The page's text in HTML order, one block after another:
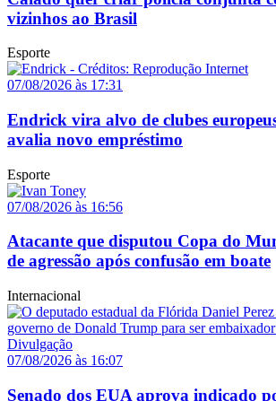
vizinhos ao Brasil
Esporte
07/08/2026 às 17:31
Endrick vira alvo de clubes
avalia novo empréstimo
Esporte
07/08/2026 às 16:56
Atacante que disputou Copa do
de agressão após confusão em boate
Internacional
07/08/2026 às 16:07
Senado dos EUA aprova indicado